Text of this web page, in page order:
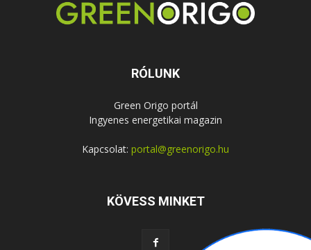
RÓLUNK
Green Origo portál
Ingyenes energetikai magazin
Kapcsolat: portal@greenorigo.hu
KÖVESS MINKET